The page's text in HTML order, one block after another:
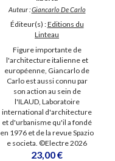
Auteur :Giancarlo De Carlo
Éditeur(s) :Editions du
Linteau
Figure importante de
l'architecture italienne et
européenne, Giancarlo de
Carlo est aussi connu par
son action au sein de
l'ILAUD, Laboratoire
international d'architecture
et d'urbanisme qu'il a fondé
en 1976 et de la revue Spazio
e societa. ©Electre 2026
23,00 €